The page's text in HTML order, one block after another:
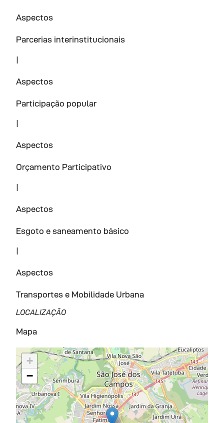
Aspectos
Parcerias interinstitucionais
Aspectos
Participação popular
Aspectos
Orçamento Participativo
Aspectos
Esgoto e saneamento básico
Aspectos
Transportes e Mobilidade Urbana
LOCALIZAÇÃO
Mapa
+
−